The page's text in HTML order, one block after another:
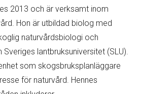
2013 och är verksamt inom
Hon är utbildad biolog med
naturvårdsbiologi och
lantbruksuniversitet (SLU).
som skogsbruksplanläggare
för naturvård. Hennes